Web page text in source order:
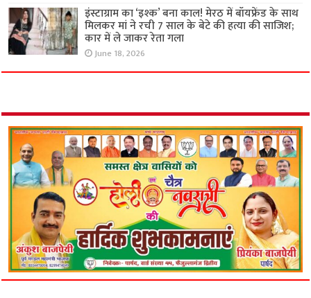
इंस्टाग्राम का ‘इश्क’ बना काल! मेरठ में बॉयफ्रेंड के साथ
मिलकर मां ने रची 7 साल के बेटे की हत्या की साजिश;
कार में ले जाकर रेता गला
June 18, 2026